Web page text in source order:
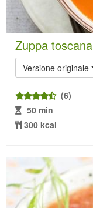
Zuppa
Versione originale
(6)
50 min
300 kcal